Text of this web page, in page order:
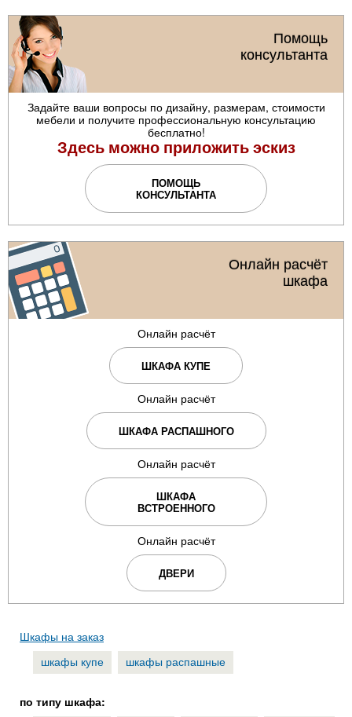
Помощь
консультанта
Задайте ваши вопросы по дизайну, размерам, стоимости
мебели и получите профессиональную консультацию
бесплатно!
Здесь можно приложить эскиз
ПОМОЩЬ
КОНСУЛЬТАНТА
Онлайн расчёт
шкафа
Онлайн расчёт
ШКАФА КУПЕ
Онлайн расчёт
ШКАФА РАСПАШНОГО
Онлайн расчёт
ШКАФА
ВСТРОЕННОГО
Онлайн расчёт
ДВЕРИ
Шкафы на заказ
шкафы купе
шкафы распашные
по типу шкафа: